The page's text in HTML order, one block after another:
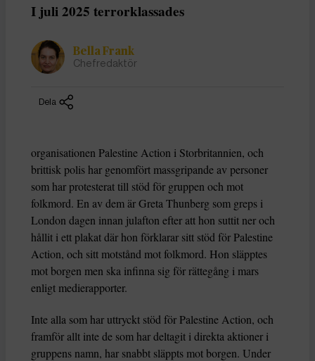
I juli 2025 terrorklassades
Bella Frank
Chefredaktör
Dela
organisationen Palestine Action i Storbritannien, och
brittisk polis har genomfört massgripande av personer
som har protesterat till stöd för gruppen och mot
folkmord. En av dem är Greta Thunberg som greps i
London dagen innan julafton efter att hon suttit ner och
hållit i ett plakat där hon förklarar sitt stöd för Palestine
Action, och sitt motstånd mot folkmord. Hon släpptes
mot borgen men ska infinna sig för rättegång i mars
enligt medierapporter.
Inte alla som har uttryckt stöd för Palestine Action, och
framför allt inte de som har deltagit i direkta aktioner i
gruppens namn, har snabbt släppts mot borgen. Under